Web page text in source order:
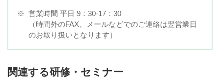
※ 営業時間 平日 9：30-17：30
（時間外のFAX、メールなどでのご連絡は翌営業日
のお取り扱いとなります）
関連する研修・セミナー